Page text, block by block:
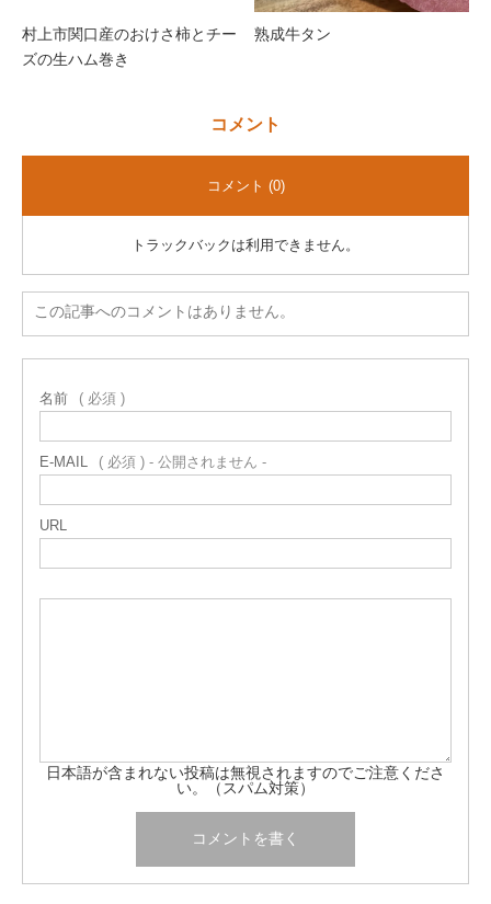
村上市関口産のおけさ柿とチー
ズの生ハム巻き
熟成牛タン
コメント
コメント (0)
トラックバックは利用できません。
この記事へのコメントはありません。
名前 ( 必須 )
E-MAIL ( 必須 ) - 公開されません -
URL
日本語が含まれない投稿は無視されますのでご注意くださ
い。（スパム対策）